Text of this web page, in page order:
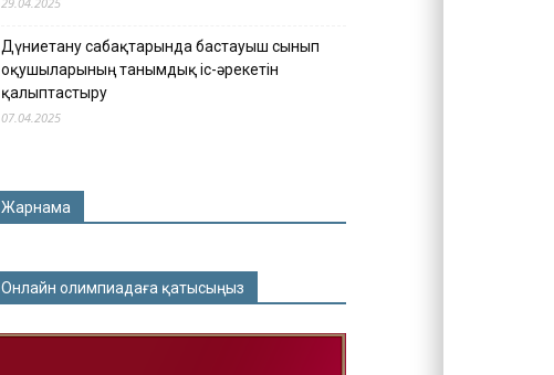
Дүниетану сабақтарында бастауыш сынып
оқушыларының танымдық іс-әрекетін
қалыптастыру
07.04.2025
Жарнама
Онлайн олимпиадаға қатысыңыз